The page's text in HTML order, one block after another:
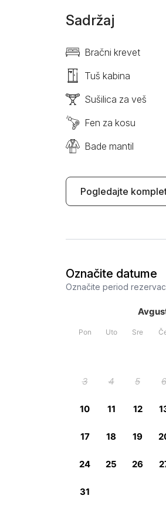
Sadržaj
Bračni krevet
Tuš kabina
Sušilica za veš
Fen za kosu
Bade mantil
Pogledajte
Označite datume
Označite period